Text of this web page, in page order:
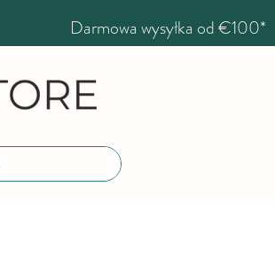
Darmowa wysyłka od €100*